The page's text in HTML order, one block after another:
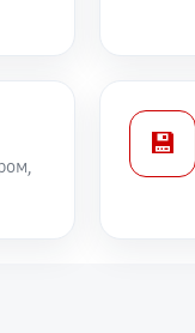
💾